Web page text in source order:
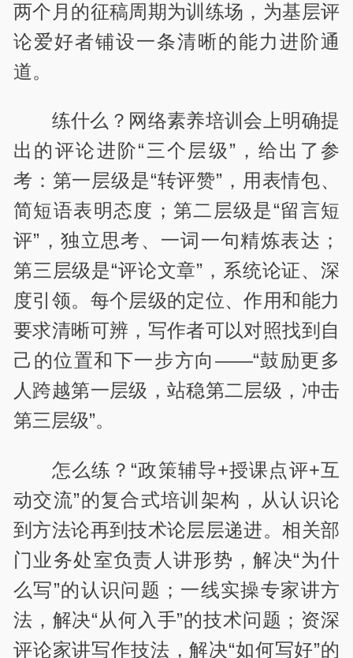
两个月的征稿周期为训练场，为基层评
论爱好者铺设一条清晰的能力进阶通
道。
练什么？网络素养培训会上明确提
出的评论进阶“三个层级”，给出了参
考：第一层级是“转评赞”，用表情包、
简短语表明态度；第二层级是“留言短
评”，独立思考、一词一句精炼表达；
第三层级是“评论文章”，系统论证、深
度引领。每个层级的定位、作用和能力
要求清晰可辨，写作者可以对照找到自
己的位置和下一步方向——“鼓励更多
人跨越第一层级，站稳第二层级，冲击
第三层级”。
怎么练？“政策辅导+授课点评+互
动交流”的复合式培训架构，从认识论
到方法论再到技术论层层递进。相关部
门业务处室负责人讲形势，解决“为什
么写”的认识问题；一线实操专家讲方
法，解决“从何入手”的技术问题；资深
评论家讲写作技法，解决“如何写好”的